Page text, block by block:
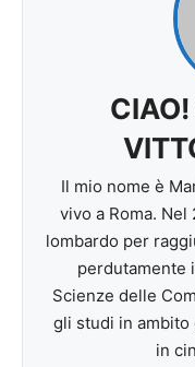
Il mio nome è
vivo a Roma.
lombardo per
perdutamente
Scienze delle
gli studi in
in